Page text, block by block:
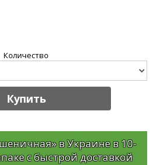
Количество
Купить
в Украине в 10-
с быстрой доставкой